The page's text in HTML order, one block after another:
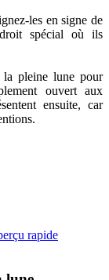
les en signe de
spécial où ils
la pleine lune pour
ouvert aux
ensuite, car
rapide